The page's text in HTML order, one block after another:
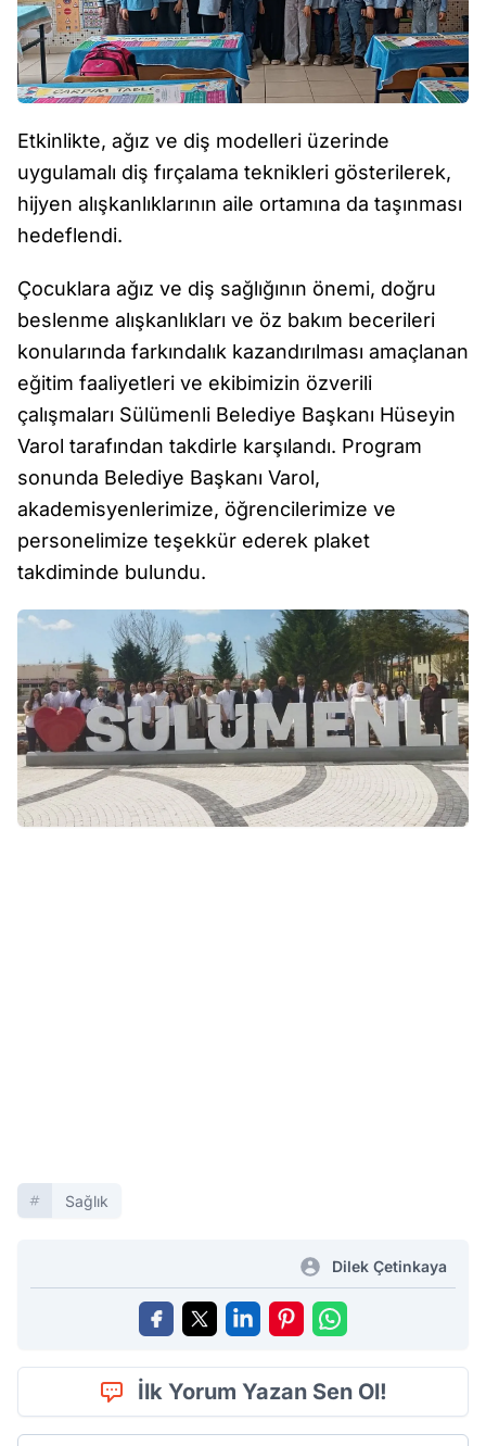
Etkinlikte, ağız ve diş modelleri üzerinde
uygulamalı diş fırçalama teknikleri gösterilerek,
hijyen alışkanlıklarının aile ortamına da taşınması
hedeflendi.
Çocuklara ağız ve diş sağlığının önemi, doğru
beslenme alışkanlıkları ve öz bakım becerileri
konularında farkındalık kazandırılması amaçlanan
eğitim faaliyetleri ve ekibimizin özverili
çalışmaları Sülümenli Belediye Başkanı Hüseyin
Varol tarafından takdirle karşılandı. Program
sonunda Belediye Başkanı Varol,
akademisyenlerimize, öğrencilerimize ve
personelimize teşekkür ederek plaket
takdiminde bulundu.
Sağlık
Dilek Çetinkaya
İlk Yorum Yazan Sen Ol!